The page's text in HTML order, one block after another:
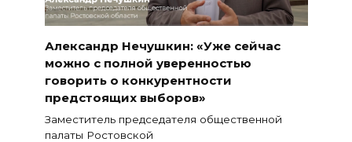
Александр Нечушкин: «Уже сейчас
можно с полной уверенностью
говорить о конкурентности
предстоящих выборов»
Заместитель председателя общественной
палаты Ростовской